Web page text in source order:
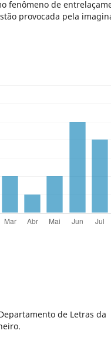
fenômeno de
provocada pela
de Letras da